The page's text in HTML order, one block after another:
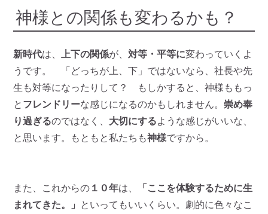
神様との関係も変わるかも？
新時代は、 上下の関係が、対等・平等に変わっていくよ
うです。 「どっちが上、下」ではないなら、社長や先
生も対等になったりして？ もしかすると、神様ももっ
と フレンドリーな感じになるのかもしれません。 崇め奉
り過ぎるのではなく、 大切にするような感じがいいな、
と思います。もともと私たちも神様ですから。
また、これからの １０年は、
「ここを体験するために生
まれてきた。」 といってもいいくらい。劇的に色々なこ